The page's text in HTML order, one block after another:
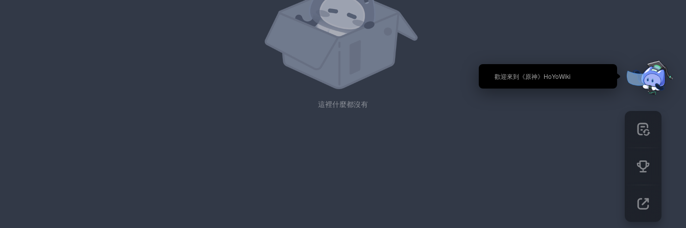
🎉 歡迎來到《原神》HoYoWiki
這裡什麼都沒有